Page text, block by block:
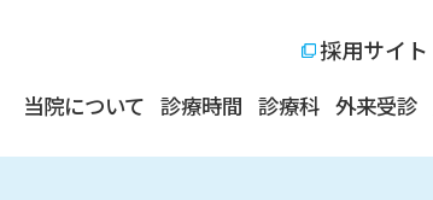
採用サイト
当院について 診療時間 診療科 外来受診